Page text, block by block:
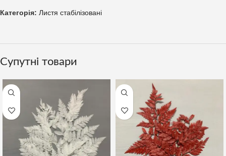
Категорія: Листя стабілізовані
Супутні товари